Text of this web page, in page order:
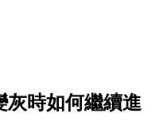
灰時如何繼續進